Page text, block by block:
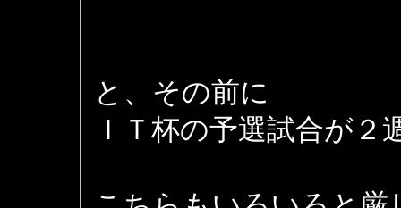
と、その前に
ＩＴ杯の予選試合が２